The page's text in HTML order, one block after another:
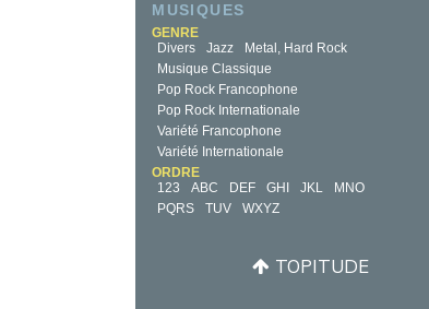
MUSIQUES
GENRE
Divers
Jazz
Metal, Hard Rock
Musique Classique
Pop Rock Francophone
Pop Rock Internationale
Variété Francophone
Variété Internationale
ORDRE
123
ABC DEF GHI JKL
MNO
PQRS
TUV WXYZ
TOPITUDE